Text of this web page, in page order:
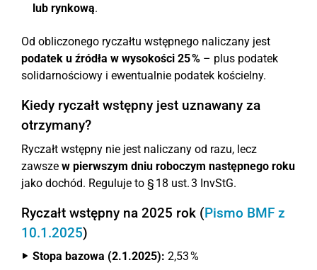
lub rynkową.
Od obliczonego ryczałtu wstępnego naliczany jest
podatek u źródła w wysokości 25 % – plus podatek
solidarnościowy i ewentualnie podatek kościelny.
Kiedy ryczałt wstępny jest uznawany za
otrzymany?
Ryczałt wstępny nie jest naliczany od razu, lecz
zawsze w pierwszym dniu roboczym następnego roku
jako dochód. Reguluje to § 18 ust. 3 InvStG.
Ryczałt wstępny na 2025 rok (Pismo BMF z
10.1.2025)
Stopa bazowa (2.1.2025): 2,53 %